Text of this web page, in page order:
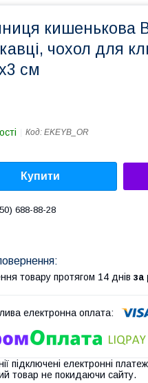
кишенькова
чохол для
см
Код: EKEYB_OR
Купити
688-88-28
товару протягом 14 днів за
підключені електронні
товар не покидаючи сайту.